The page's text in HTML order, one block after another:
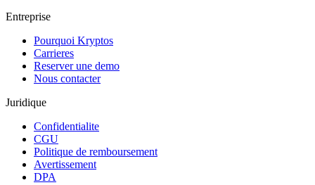
Entreprise
Pourquoi Kryptos
Carrieres
Reserver une demo
Nous contacter
Juridique
Confidentialite
CGU
Politique de remboursement
Avertissement
DPA